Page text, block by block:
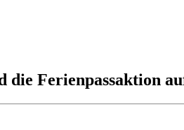
die Ferienpassaktion